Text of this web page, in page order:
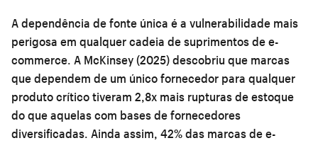
A dependência de fonte única é a vulnerabilidade mais
perigosa em qualquer cadeia de suprimentos de e-
commerce. A McKinsey (2025) descobriu que marcas
que dependem de um único fornecedor para qualquer
produto crítico tiveram 2,8x mais rupturas de estoque
do que aquelas com bases de fornecedores
diversificadas. Ainda assim, 42% das marcas de e-